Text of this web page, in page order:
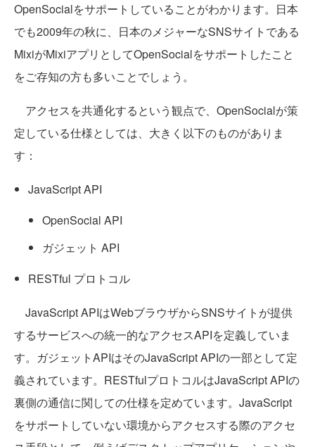
OpenSocialをサポートしていることがわかります。日本
でも2009年の秋に、日本のメジャーなSNSサイトである
MixiがMixiアプリとしてOpenSocialをサポートしたこと
をご存知の方も多いことでしょう。
アクセスを共通化するという観点で、OpenSocialが策
定している仕様としては、大きく以下のものがありま
す：
JavaScript API
OpenSocial API
ガジェット API
RESTful プロトコル
JavaScript APIはWebブラウザからSNSサイトが提供
するサービスへの統一的なアクセスAPIを定義していま
す。ガジェットAPIはそのJavaScript APIの一部として定
義されています。RESTfulプロトコルはJavaScript APIの
裏側の通信に関しての仕様を定めています。JavaScript
をサポートしていない環境からアクセスする際のアクセ